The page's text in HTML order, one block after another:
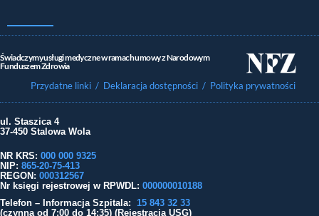
Świadczymy usługi medyczne w ramach umowy z Narodowym
Funduszem Zdrowia
Przydatne linki / Deklaracja dostępności / Polityka prywatności
ul. Staszica 4
37-450 Stalowa Wola
NR KRS: 000 000 9325
NIP: 865-20-75-413
REGON: 000312567
Nr księgi rejestrowej w RPWDL: 000000010188
Telefon – Informacja Szpitala: 15 843 32 33
(czynna od 7:00 do 14:35) (Rejestracja USG)